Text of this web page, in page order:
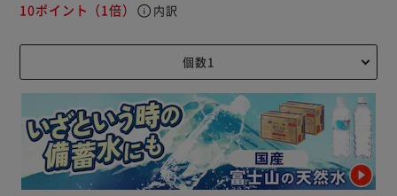
10ポイント （1倍） info 内訳